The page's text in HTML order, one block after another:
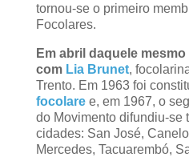
tornou-se o primeiro
Focolares.
Em abril daquele
com Lia Brunet,
Trento. Em 1963 foi
focolare e, em 1967, o
do Movimento difundiu-se
cidades: San José,
Mercedes, Tacuarembó,